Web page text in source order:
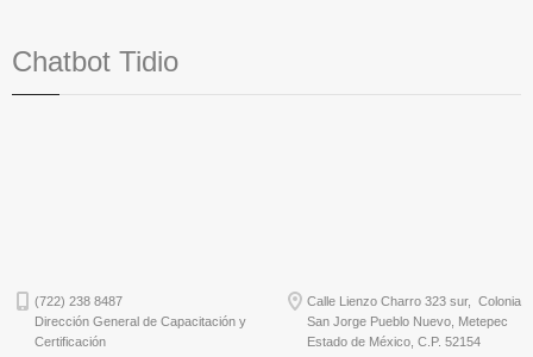
Chatbot Tidio
(722) 238 8487
Dirección General de Capacitación y
Certificación
Calle Lienzo Charro 323 sur, Colonia
San Jorge Pueblo Nuevo, Metepec
Estado de México, C.P. 52154